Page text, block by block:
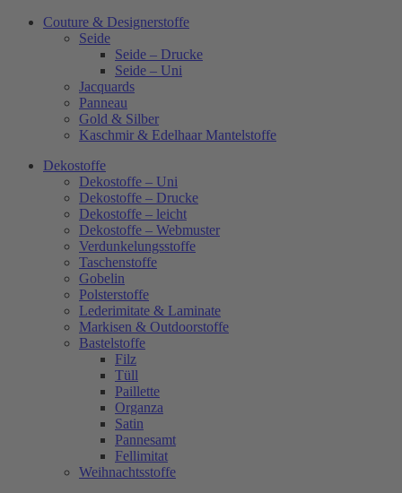
Couture & Designerstoffe
Seide
Seide – Drucke
Seide – Uni
Jacquards
Panneau
Gold & Silber
Kaschmir & Edelhaar Mantelstoffe
Dekostoffe
Dekostoffe – Uni
Dekostoffe – Drucke
Dekostoffe – leicht
Dekostoffe – Webmuster
Verdunkelungsstoffe
Taschenstoffe
Gobelin
Polsterstoffe
Lederimitate & Laminate
Markisen & Outdoorstoffe
Bastelstoffe
Filz
Tüll
Paillette
Organza
Satin
Pannesamt
Fellimitat
Weihnachtsstoffe